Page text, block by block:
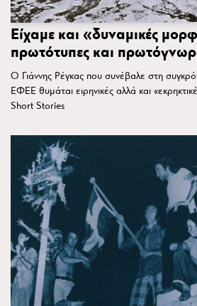
Είχαμε και «δυναμικές
πρωτότυπες και
Ο Γιάννης Ρέγκας που συνέβαλε στη
ΕΦΕΕ θυμάται ειρηνικές αλλά και
Short Stories